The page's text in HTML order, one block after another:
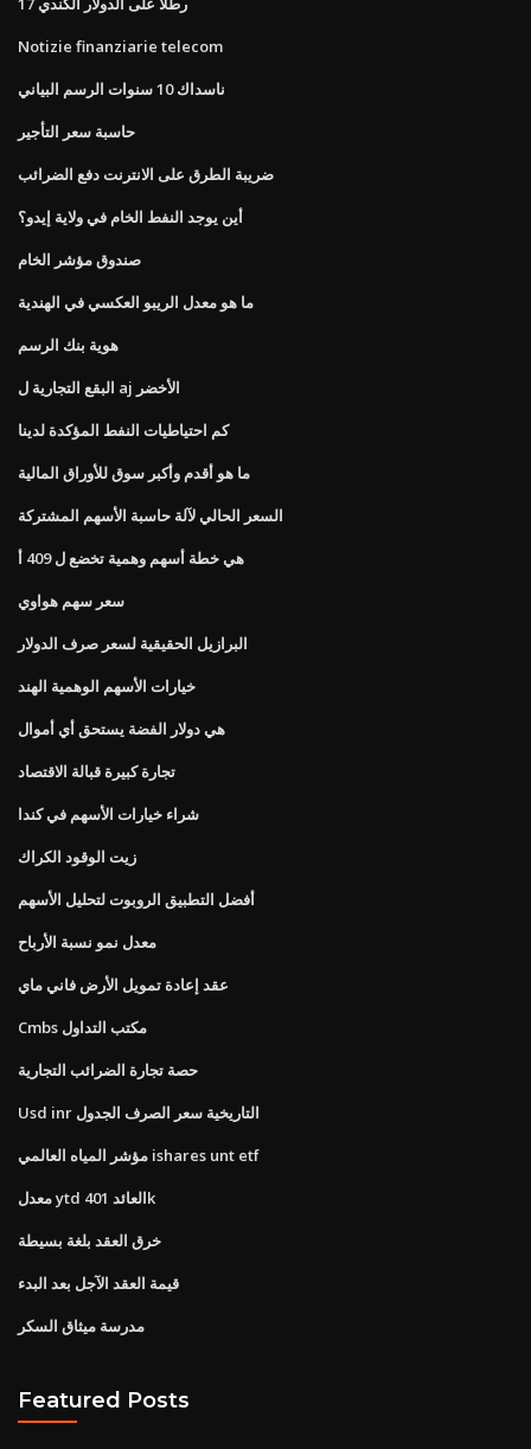
Notizie finanziarie telecom
ناسداك 10 سنوات الرسم البياني
حاسبة سعر التأجير
ضريبة الطرق على الانترنت دفع الضرائب
أين يوجد النفط الخام في ولاية إيدو؟
صندوق مؤشر الخام
ما هو معدل الريبو العكسي في الهندية
هوية بنك الرسم
البقع التجارية ل aj الأخضر
كم احتياطيات النفط المؤكدة لدينا
ما هو أقدم وأكبر سوق للأوراق المالية
السعر الحالي لآلة حاسبة الأسهم المشتركة
هي خطة أسهم وهمية تخضع ل 409 أ
سعر سهم هواوي
البرازيل الحقيقية لسعر صرف الدولار
خيارات الأسهم الوهمية الهند
هي دولار الفضة يستحق أي أموال
تجارة كبيرة قبالة الاقتصاد
شراء خيارات الأسهم في كندا
زيت الوقود الكراك
أفضل التطبيق الروبوت لتحليل الأسهم
معدل نمو نسبة الأرباح
عقد إعادة تمويل الأرض فاني ماي
Cmbs مكتب التداول
حصة تجارة الضرائب التجارية
Usd inr التاريخية سعر الصرف الجدول
مؤشر المياه العالمي ishares unt etf
معدل ytd العائد 401k
خرق العقد بلغة بسيطة
قيمة العقد الآجل بعد البدء
مدرسة ميثاق السكر
Featured Posts